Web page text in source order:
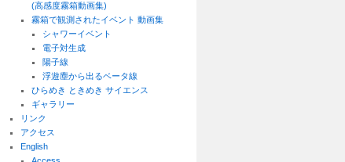
(高感度霧箱動画集)
霧箱で観測されたイベント 動画集
シャワーイベント
電子対生成
陽子線
浮遊塵から出るベータ線
ひらめき ときめき サイエンス
ギャラリー
リンク
アクセス
English